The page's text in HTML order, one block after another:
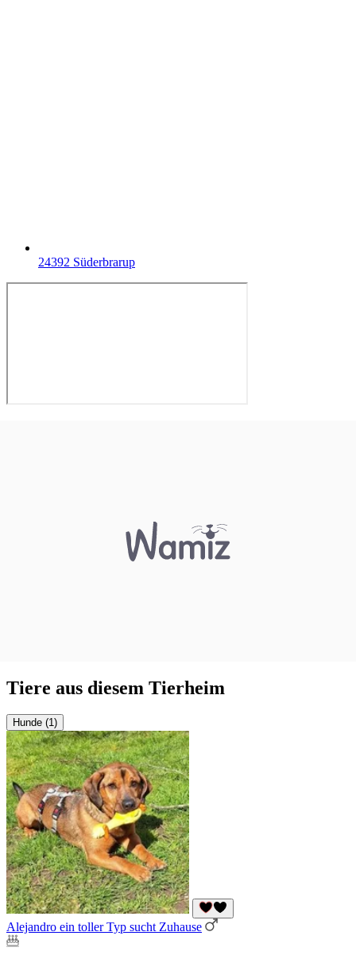
24392 Süderbrarup
Tiere aus diesem Tierheim
Hunde (1)
Alejandro ein toller Typ sucht Zuhause